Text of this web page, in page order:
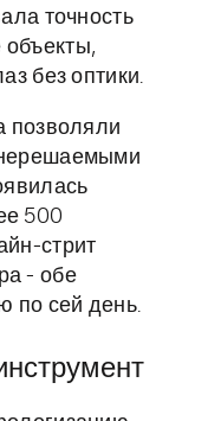
точность
без оптики.
позволяли
500
стрит
- обе
по сей день.